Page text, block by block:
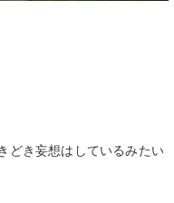
どき妄想はしているみたい